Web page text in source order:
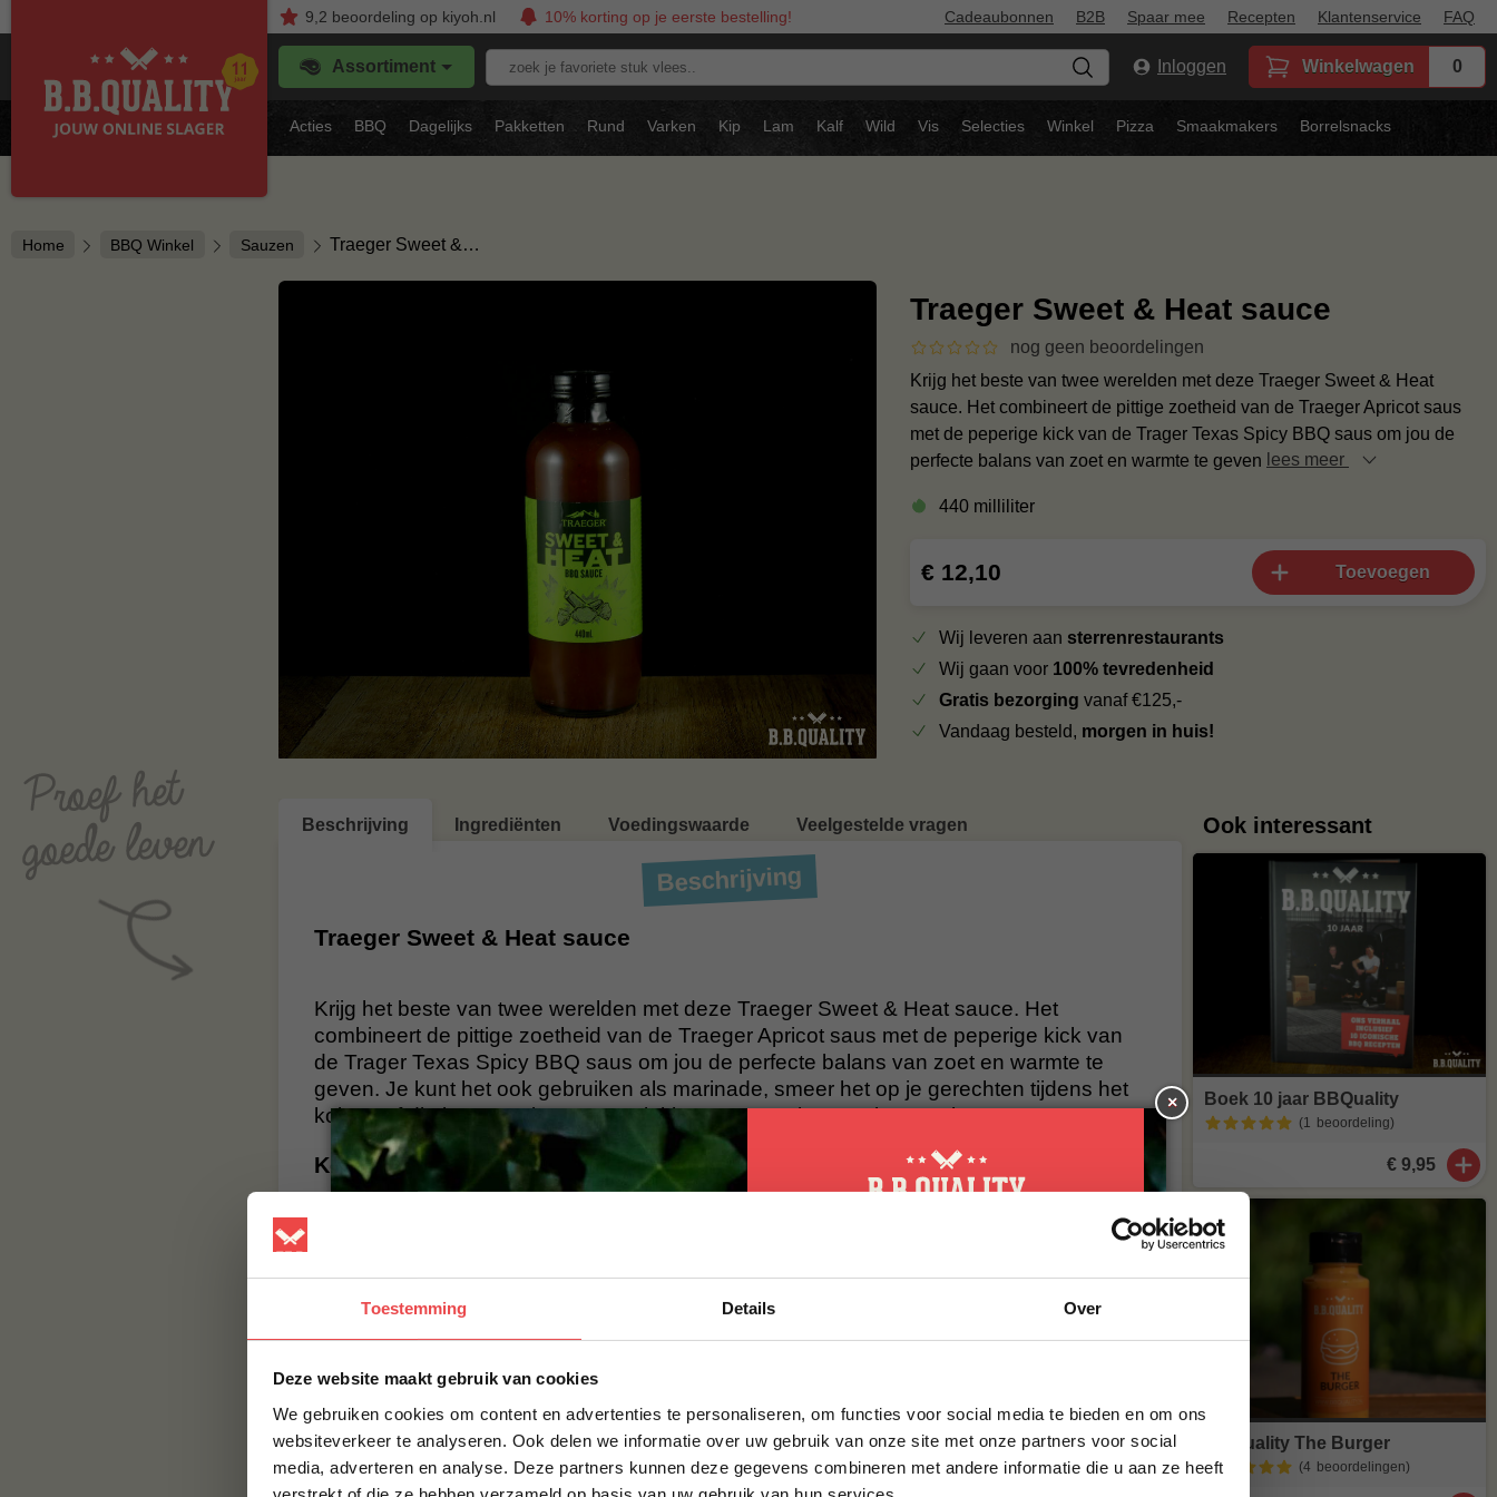
Toestemming Details Over
Deze website maakt gebruik van cookies
We gebruiken cookies om content en advertenties te personaliseren, om functies voor social media te bieden en om ons
websiteverkeer te analyseren. Ook delen we informatie over uw gebruik van onze site met onze partners voor social
media, adverteren en analyse. Deze partners kunnen deze gegevens combineren met andere informatie die u aan ze heeft
9,2 beoordelingop kiyoh.nl 10% korting op je eerste bestelling! Cadeaubonnen B2B Spaar mee Recepten Klantenservice FAQ
Assortiment
Zoek
stuk
vlees..
Inloggen Winkelwagen 0
Acties BBQ Dagelijks Pakketten Rund Varken Kip Lam Kalf Wild Vis Selecties Winkel Pizza Smaakmakers Borrelsnacks
Home BBQ Winkel Sauzen Traeger Sweet &…
Traeger Sweet & Heat sauce
nog geen beoordelingen
Krijg het beste van twee werelden met deze Traeger Sweet & Heat
sauce. Het combineert de pittige zoetheid van de Traeger Apricot saus
met de peperige kick van de Trager Texas Spicy BBQ saus om jou de
perfecte balans van zoet en warmte te geven lees meer
440 milliliter
€ 12,10 Toevoegen
Wij leveren aan sterrenrestaurants
Wij gaan voor 100% tevredenheid
Gratis bezorging vanaf €125,-
Vandaag besteld, morgen in huis!
Beschrijving Ingrediënten Voedingswaarde Veelgestelde vragen
Beschrijving
Traeger Sweet & Heat sauce
Krijg het beste van twee werelden met deze Traeger Sweet & Heat sauce. Het
combineert de pittige zoetheid van de Traeger Apricot saus met de peperige kick van
de Trager Texas Spicy BBQ saus om jou de perfecte balans van zoet en warmte te
geven. Je kunt het ook gebruiken als marinade, smeer het op je gerechten tijdens het
koken, of dip je eten erin voor een lekkere toevoeging aan je gerechten.
Kenmerken
Verpakt in flessen van 440 milliliter
BBQuality
BBQuality staat voor betaalbaar kwaliteitsvlees. Ons vlees is van nature al heerlijk van
smaak, maar met een marinade ofrubkun je je vlees eventueel nog wat meer op
smaak brengen. Bestel je kwaliteitsvlees vandaag nog en ervaar de smaak van
BBQuality!
Ook interessant
Boek 10 jaar BBQuality
(1 beoordeling)
€ 9,95
BBQuality The Burger
(4 beoordelingen)
×
10% korting op je
eerste bestelling*
VOORNAAM*